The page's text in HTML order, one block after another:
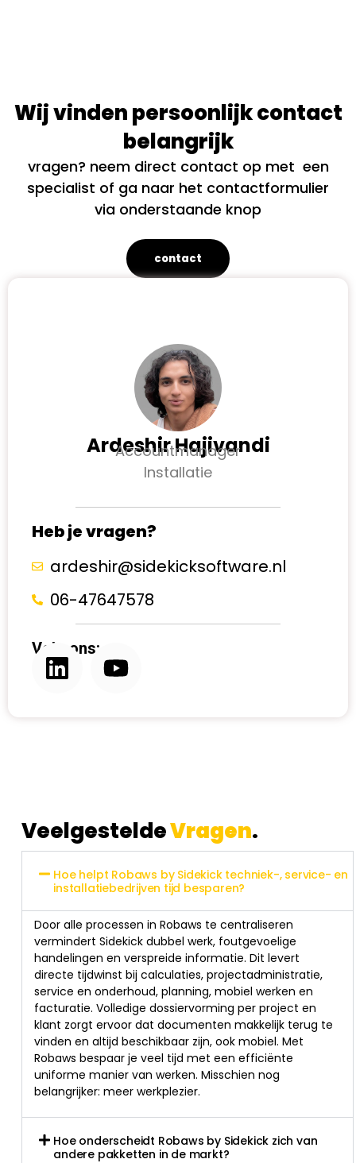
Wij vinden persoonlijk contact
belangrijk
vragen? neem direct contact op met een
specialist of ga naar het contactformulier
via onderstaande knop
contact
Ardeshir Hajivandi
Accountmanager
Installatie
Heb je vragen?
ardeshir@sidekicksoftware.nl
06-47647578
Volg ons:
VeelgesteldeVragen.
Hoe helpt Robaws by Sidekick techniek-, service- en
installatiebedrijven tijd besparen?
Door alle processen in Robaws te centraliseren
vermindert Sidekick dubbel werk, foutgevoelige
handelingen en verspreide informatie. Dit levert
directe tijdwinst bij calculaties, projectadministratie,
service en onderhoud, planning, mobiel werken en
facturatie. Volledige dossiervorming per project en
klant zorgt ervoor dat documenten makkelijk terug te
vinden en altijd beschikbaar zijn, ook mobiel. Met
Robaws bespaar je veel tijd met een efficiënte
uniforme manier van werken. Misschien nog
belangrijker: meer werkplezier.
Hoe onderscheidt Robaws by Sidekick zich van
andere pakketten in de markt?